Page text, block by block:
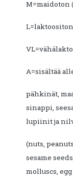
M=maidoton
A=sisältää
pähkinät,
sinappi,
lupiinit ja
(nuts,
sesame
molluscs,